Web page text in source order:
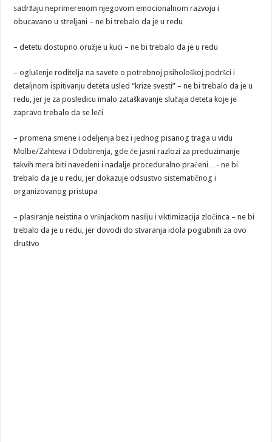
sadržaju neprimerenom njegovom emocionalnom razvoju i
obucavano u streljani – ne bi trebalo da je u redu
– detetu dostupno oružje u kuci – ne bi trebalo da je u redu
– oglušenje roditelja na savete o potrebnoj psihološkoj podršci i
detaljnom ispitivanju deteta usled “krize svesti” – ne bi trebalo da je u
redu, jer je za posledicu imalo zataškavanje slučaja deteta koje je
zapravo trebalo da se leči
– promena smene i odeljenja bez i jednog pisanog traga u vidu
Molbe/Zahteva i Odobrenja, gde će jasni razlozi za preduzimanje
takvih mera biti navedeni i nadalje proceduralno praćeni…- ne bi
trebalo da je u redu, jer dokazuje odsustvo sistematičnog i
organizovanog pristupa
– plasiranje neistina o vršnjackom nasilju i viktimizacija zločinca – ne bi
trebalo da je u redu, jer dovodi do stvaranja idola pogubnih za ovo
društvo